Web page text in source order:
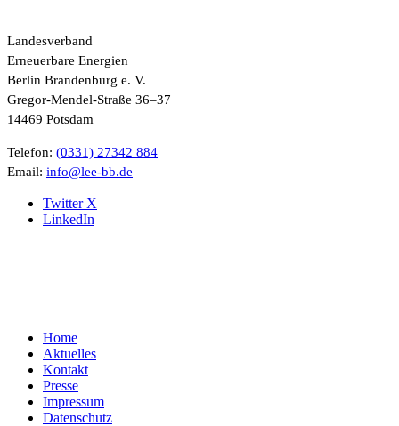
Landesverband
Erneuerbare Energien
Berlin Brandenburg e. V.
Gregor-Mendel-Straße 36–37
14469 Potsdam
Telefon: (0331) 27342 884
Email: ed.bb-eel@ofni
Twitter X
LinkedIn
Home
Aktuelles
Kontakt
Presse
Impressum
Datenschutz